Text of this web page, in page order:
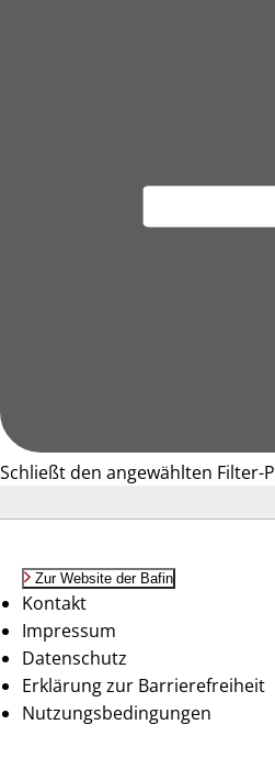
Schließt den angewählten Filter-
Zur Website der Bafin
Kontakt
Impressum
Datenschutz
Erklärung zur Barrierefreiheit
Nutzungsbedingungen